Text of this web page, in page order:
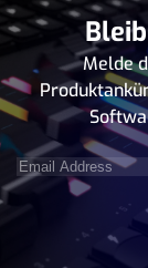
Melde
Email
Address